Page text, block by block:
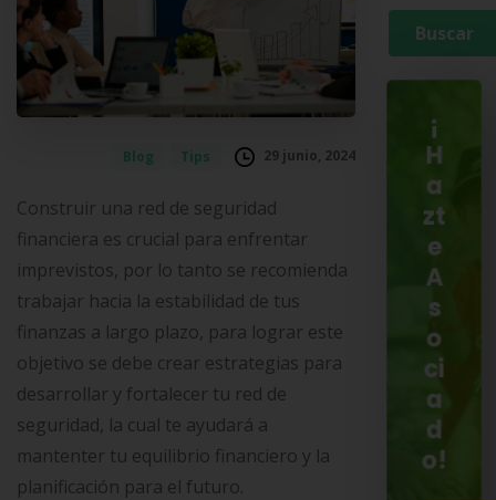
Blog Tips 29 junio, 2024
Construir una red de seguridad
financiera es crucial para enfrentar
imprevistos, por lo tanto se recomienda
trabajar hacia la estabilidad de tus
finanzas a largo plazo, para lograr este
objetivo se debe crear estrategias para
desarrollar y fortalecer tu red de
seguridad, la cual te ayudará a
mantenter tu equilibrio financiero y la
planificación para el futuro.
¡
H
a
zt
e
A
s
o
ci
a
d
o!